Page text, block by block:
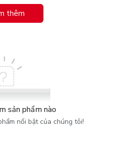
giá dễ, vậy làm thế nào để lấy
Và ở phần khó nhất là phần
trong và sau ngày thi IELTS,
thêm
sản phẩm nào
nổi bật của chúng tôi!